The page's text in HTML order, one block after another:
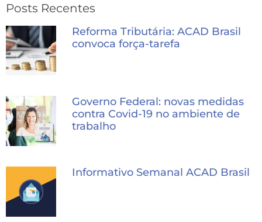
Posts Recentes
Reforma Tributária: ACAD Brasil
convoca força-tarefa
Governo Federal: novas medidas
contra Covid-19 no ambiente de
trabalho
Informativo Semanal ACAD Brasil